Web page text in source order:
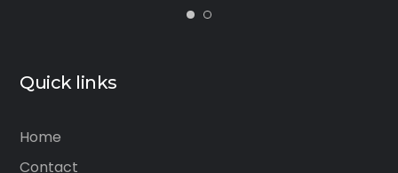
Quick links
Home
Contact